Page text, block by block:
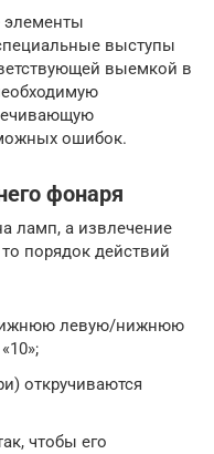
элементы
выступы
выемкой в
ошибок.
фонаря
ламп, а извлечение
порядок действий
левую/нижнюю
откручиваются
чтобы его